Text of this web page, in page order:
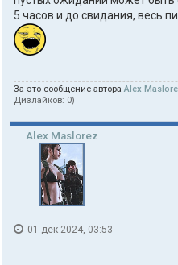
5 часов и до свидания, весь
За это сообщение автора Alex
Дизлайков: 0)
Alex Maslorez
01 дек 2024, 03:53